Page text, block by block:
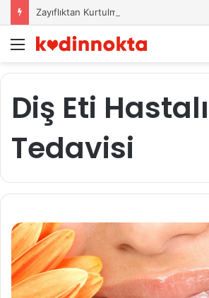
Zayıflıktan Kurtulmak İçin Beslenme
Menü
Diş Eti
Tedavisi